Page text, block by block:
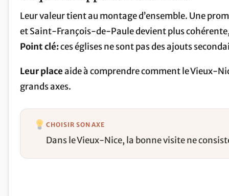
Leur valeur tient au montage d’ensemble. Une
et Saint-François-de-Paule devient plus
Point clé:ces églises ne sont pas des ajouts
Leur placeaide à comprendre comment le Vieux-
grands axes.
CHOISIR SON AXE
Dans le Vieux-Nice, la bonne visite ne